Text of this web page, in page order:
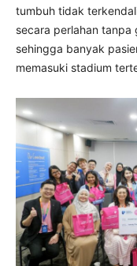
tumbuh tidak
secara perlahan tanpa
sehingga banyak
memasuki stadium